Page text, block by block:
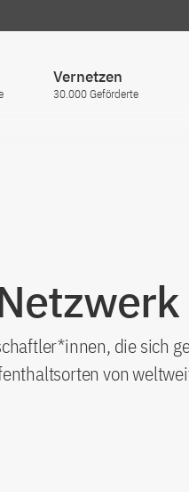
Vernetzen
30.000 Geförderte
die sich
von